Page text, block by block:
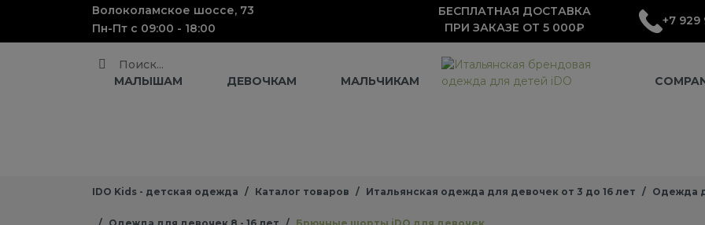
Волоколамское шоссе, 73
Пн-Пт с 09:00 - 18:00
БЕСПЛАТНАЯ ДОСТАВКА
ПРИ ЗАКАЗЕ ОТ 5 000₽
+7 929
Поиск
МАЛЫШАМ
ДЕВОЧКАМ МАЛЬЧИКАМ
IDO Kids - детская одежда Каталог товаров Итальянская одежда для девочек от 3 до 16 лет Одежда